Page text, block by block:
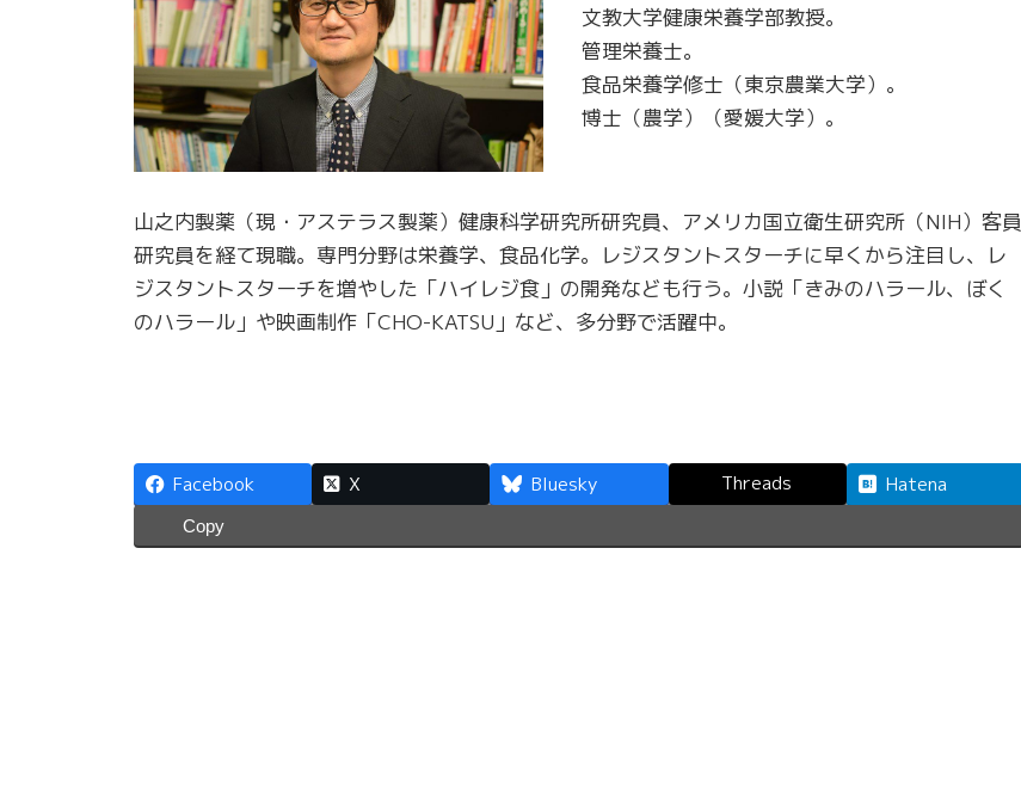
文教大学健康栄養学部教授。
管理栄養士。
食品栄養学修士（東京農業大学）。
博士（農学）（愛媛大学）。
山之内製薬（現・アステラス製薬）健康科学研究所研究員、アメリカ国立衛生研究所（NIH）客員
研究員を経て現職。専門分野は栄養学、食品化学。レジスタントスターチに早くから注目し、レ
ジスタントスターチを増やした「ハイレジ食」の開発なども行う。小説「きみのハラール、ぼく
のハラール」や映画制作「CHO-KATSU」など、多分野で活躍中。
Facebook X Bluesky Threads Hatena
Copy